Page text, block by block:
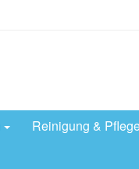
Reinigung &